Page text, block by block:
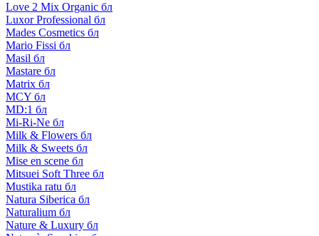
Love 2 Mix Organic бл
Luxor Professional бл
Mades Cosmetics бл
Mario Fissi бл
Masil бл
Mastare бл
Matrix бл
MCY бл
MD:1 бл
Mi-Ri-Ne бл
Milk & Flowers бл
Milk & Sweets бл
Mise en scene бл
Mitsuei Soft Three бл
Mustika ratu бл
Natura Siberica бл
Naturalium бл
Nature & Luxury бл